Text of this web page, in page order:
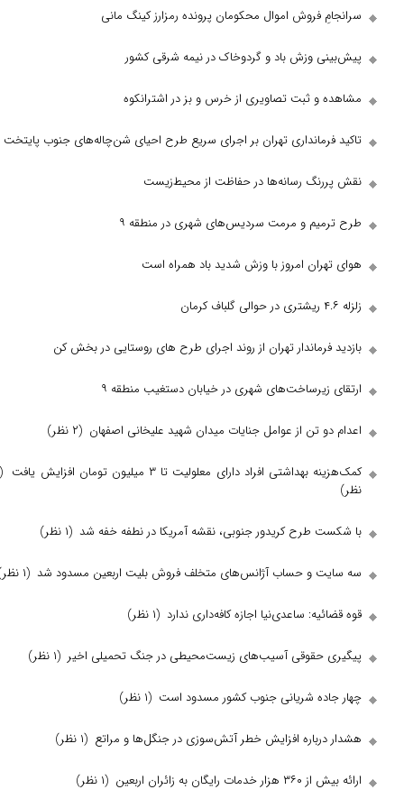
فروش اموال محکومان پرونده رمزارز کینگ مانی
وزش باد و گردوخاک در نیمه شرقی کشور
ثبت تصاویری از خرس و بز در اشترانکوه
تهران بر اجرای سریع طرح احیای شن‌چاله‌های جنوب پایتخت
رسانه‌ها در حفاظت از محیط‌زیست
و مرمت سردیس‌های شهری در منطقه ۹
امروز با وزش شدید باد همراه است
تهران از روند اجرای طرح های روستایی در بخش کن
شهری در خیابان دستغیب منطقه ۹
تن از عوامل جنایات میدان شهید علیخانی اصفهان (۲ نظر)
افراد دارای معلولیت تا ۳ میلیون تومان افزایش یافت
طرح کریدور جنوبی، نقشه آمریکا در نطفه خفه شد (۱ نظر)
و حساب آژانس‌های متخلف فروش بلیت اربعین مسدود شد(۱ نظر)
ساعدی‌نیا اجازه کافه‌داری ندارد(۱ نظر)
حقوقی آسیب‌های زیست‌محیطی در جنگ تحمیلی اخیر(۱ نظر)
شریانی جنوب کشور مسدود است(۱ نظر)
افزایش خطر آتش‌سوزی در جنگل‌ها و مراتع(۱ نظر)
(۱ نظر)